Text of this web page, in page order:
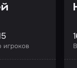
игроков